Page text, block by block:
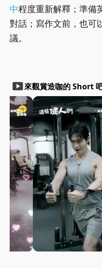
中程度重新解釋；準備
對話；寫作文前，也可
議。
smart_display來觀賞造咖的 Short
play_arrow